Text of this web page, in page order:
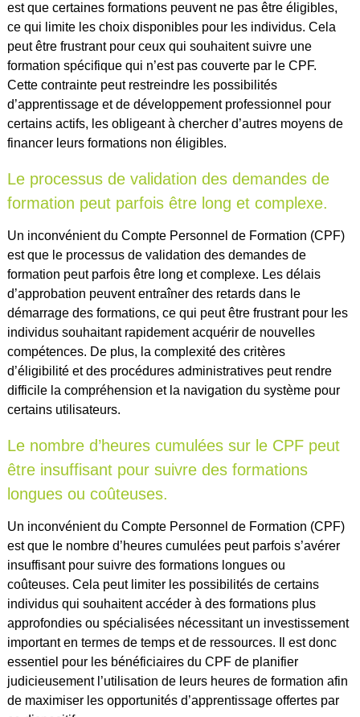
est que certaines formations peuvent ne pas être éligibles,
ce qui limite les choix disponibles pour les individus. Cela
peut être frustrant pour ceux qui souhaitent suivre une
formation spécifique qui n’est pas couverte par le CPF.
Cette contrainte peut restreindre les possibilités
d’apprentissage et de développement professionnel pour
certains actifs, les obligeant à chercher d’autres moyens de
financer leurs formations non éligibles.
Le processus de validation des demandes de
formation peut parfois être long et complexe.
Un inconvénient du Compte Personnel de Formation (CPF)
est que le processus de validation des demandes de
formation peut parfois être long et complexe. Les délais
d’approbation peuvent entraîner des retards dans le
démarrage des formations, ce qui peut être frustrant pour les
individus souhaitant rapidement acquérir de nouvelles
compétences. De plus, la complexité des critères
d’éligibilité et des procédures administratives peut rendre
difficile la compréhension et la navigation du système pour
certains utilisateurs.
Le nombre d’heures cumulées sur le CPF peut
être insuffisant pour suivre des formations
longues ou coûteuses.
Un inconvénient du Compte Personnel de Formation (CPF)
est que le nombre d’heures cumulées peut parfois s’avérer
insuffisant pour suivre des formations longues ou
coûteuses. Cela peut limiter les possibilités de certains
individus qui souhaitent accéder à des formations plus
approfondies ou spécialisées nécessitant un investissement
important en termes de temps et de ressources. Il est donc
essentiel pour les bénéficiaires du CPF de planifier
judicieusement l’utilisation de leurs heures de formation afin
de maximiser les opportunités d’apprentissage offertes par